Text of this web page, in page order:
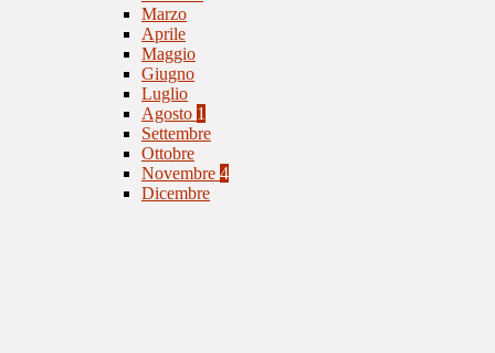
Marzo
Aprile
Maggio
Giugno
Luglio
Agosto 1
Settembre
Ottobre
Novembre 4
Dicembre